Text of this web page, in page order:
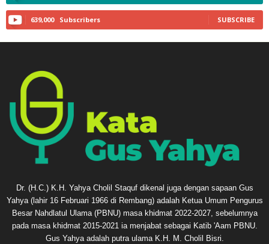
639,000 Subscribers SUBSCRIBE
Dr. (H.C.) K.H. Yahya Cholil Staquf dikenal juga dengan sapaan Gus
Yahya (lahir 16 Februari 1966 di Rembang) adalah Ketua Umum Pengurus
Besar Nahdlatul Ulama (PBNU) masa khidmat 2022-2027, sebelumnya
pada masa khidmat 2015-2021 ia menjabat sebagai Katib 'Aam PBNU.
Gus Yahya adalah putra ulama K.H. M. Cholil Bisri.